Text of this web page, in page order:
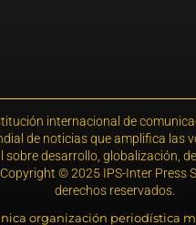
internacional de
de noticias que amplifica las
sobre desarrollo, globalización,
© 2025 IPS-Inter Press
derechos reservados.
organización periodística